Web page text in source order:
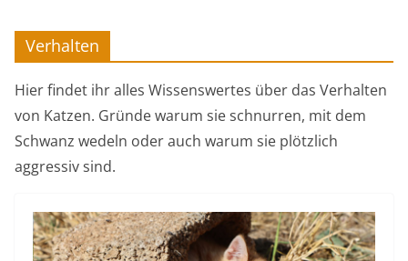
Verhalten
Hier findet ihr alles Wissenswertes über das Verhalten
von Katzen. Gründe warum sie schnurren, mit dem
Schwanz wedeln oder auch warum sie plötzlich
aggressiv sind.